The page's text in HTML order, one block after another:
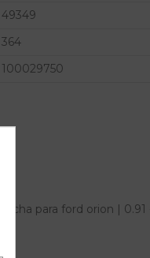
49349
364
100029750
para ford orion | 0.91 -